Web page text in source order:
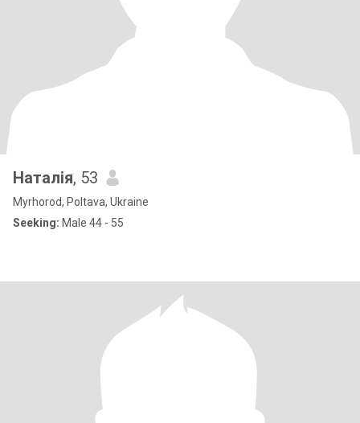
Наталія, 53
Myrhorod, Poltava, Ukraine
Seeking: Male 44 - 55